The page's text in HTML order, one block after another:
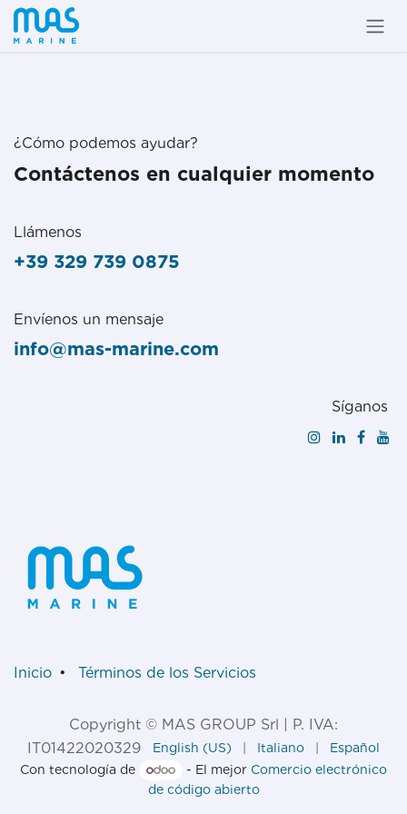
Ir al contenido
¿Cómo podemos ayudar?
Contáctenos en cualquier momento
Llámenos
+39 329 739 0875
Envíenos un mensaje
info@mas-marine.com
Síganos
Inicio • Términos de los Servicios
Copyright © MAS GROUP Srl | P. IVA:
IT01422020329
English (US) Italiano
Español
Con tecnología de
- El mejor Comercio electrónico
de código abierto